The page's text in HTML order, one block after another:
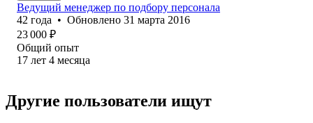
Ведущий менеджер по подбору персонала
42 года • Обновлено 31 марта 2016
23 000 ₽
Общий опыт
17 лет 4 месяца
Другие пользователи ищут